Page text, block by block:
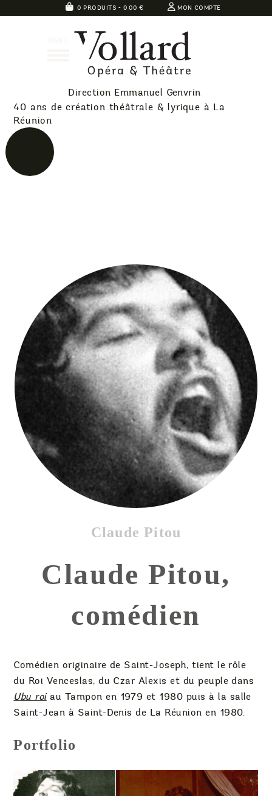
MON COMPTE
0 PRODUITS -0,00 €
Théatre
Vollard
Direction Emmanuel Genvrin
40 ans de création théâtrale & lyrique à La
Réunion
Claude Pitou
Claude Pitou,
comédien
Comédien originaire de Saint-Joseph, tient le rôle
du Roi Venceslas, du Czar Alexis et du peuple dans
Ubu roiau Tampon en 1979 et 1980 puis à la salle
Saint-Jean à Saint-Denis de La Réunion en 1980.
Portfolio